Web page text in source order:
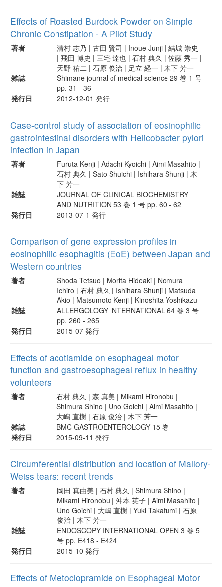
Effects of Roasted Burdock Powder on Simple
Chronic Constipation - A Pilot Study
著者
清村 志乃 | 古田 賢司 | Inoue Junji | 結城 崇史
| 飛田 博史 | 三宅 達也 | 石村 典久 | 佐藤 秀一 |
天野 祐二 | 石原 俊治 | 足立 経一 | 木下 芳一
雑誌
Shimane journal of medical science 29 巻 1 号
pp. 31 - 36
発行日
2012-12-01 発行
Case-control study of association of eosinophilic
gastrointestinal disorders with Helicobacter pylori
infection in Japan
著者
Furuta Kenji | Adachi Kyoichi | Aimi Masahito |
石村 典久 | Sato Shuichi | Ishihara Shunji | 木
下 芳一
雑誌
JOURNAL OF CLINICAL BIOCHEMISTRY
AND NUTRITION 53 巻 1 号 pp. 60 - 62
発行日
2013-07-1 発行
Comparison of gene expression profiles in
eosinophilic esophagitis (EoE) between Japan and
Western countries
著者
Shoda Tetsuo | Morita Hideaki | Nomura
Ichiro | 石村 典久 | Ishihara Shunji | Matsuda
Akio | Matsumoto Kenji | Kinoshita Yoshikazu
雑誌
ALLERGOLOGY INTERNATIONAL 64 巻 3 号
pp. 260 - 265
発行日
2015-07 発行
Effects of acotiamide on esophageal motor
function and gastroesophageal reflux in healthy
volunteers
著者
石村 典久 | 森 真美 | Mikami Hironobu |
Shimura Shino | Uno Goichi | Aimi Masahito |
大嶋 直樹 | 石原 俊治 | 木下 芳一
雑誌
BMC GASTROENTEROLOGY 15 巻
発行日
2015-09-11 発行
Circumferential distribution and location of Mallory-
Weiss tears: recent trends
著者
岡田 真由美 | 石村 典久 | Shimura Shino |
Mikami Hironobu | 沖本 英子 | Aimi Masahito |
Uno Goichi | 大嶋 直樹 | Yuki Takafumi | 石原
俊治 | 木下 芳一
雑誌
ENDOSCOPY INTERNATIONAL OPEN 3 巻 5
号 pp. E418 - E424
発行日
2015-10 発行
Effects of Metoclopramide on Esophageal Motor